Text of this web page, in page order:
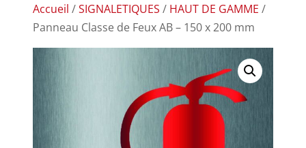
Accueil /SIGNALETIQUES / HAUT DE GAMME /
Panneau Classe de Feux AB – 150 x 200 mm